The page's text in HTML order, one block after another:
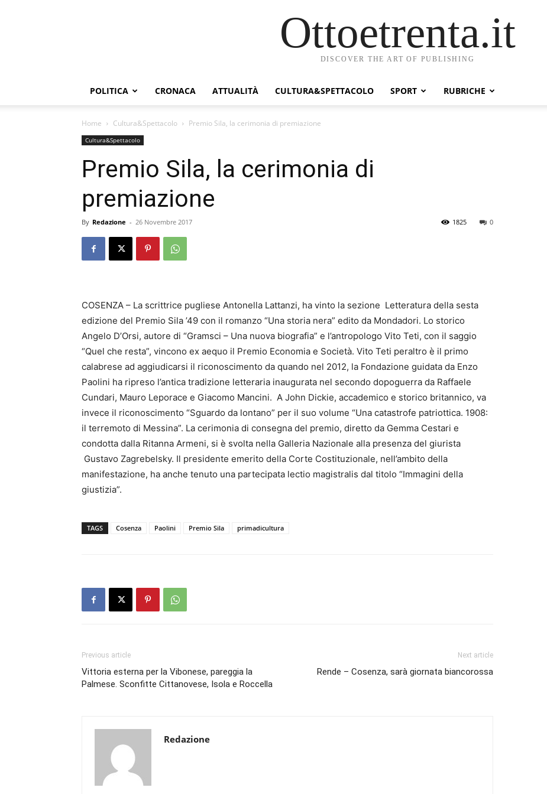
Ottoetrenta.it
DISCOVER THE ART OF PUBLISHING
POLITICA CRONACA ATTUALITÀ CULTURA&SPETTACOLO SPORT RUBRICHE
Home Cultura&Spettacolo Premio Sila, la cerimonia di premiazione
Cultura&Spettacolo
Premio Sila, la cerimonia di
premiazione
By Redazione - 26 Novembre 2017 0
1825
COSENZA – La scrittrice pugliese Antonella Lattanzi, ha vinto la sezione Letteratura della sesta
edizione del Premio Sila ’49 con il romanzo “Una storia nera” edito da Mondadori. Lo storico
Angelo D’Orsi, autore di “Gramsci – Una nuova biografia” e l’antropologo Vito Teti, con il saggio
“Quel che resta”, vincono ex aequo il Premio Economia e Società. Vito Teti peraltro è il primo
calabrese ad aggiudicarsi il riconoscimento da quando nel 2012, la Fondazione guidata da Enzo
Paolini ha ripreso l’antica tradizione letteraria inaugurata nel secondo dopoguerra da Raffaele
Cundari, Mauro Leporace e Giacomo Mancini. A John Dickie, accademico e storico britannico, va
invece il riconoscimento “Sguardo da lontano” per il suo volume “Una catastrofe patriottica. 1908:
il terremoto di Messina”. La cerimonia di consegna del premio, diretto da Gemma Cestari e
condotta dalla Ritanna Armeni, si è svolta nella Galleria Nazionale alla presenza del giurista
Gustavo Zagrebelsky. Il presidente emerito della Corte Costituzionale, nell’ambito della
manifestazione, ha anche tenuto una partecipata lectio magistralis dal titolo “Immagini della
giustizia”.
TAGS Cosenza Paolini Premio Sila primadicultura
Previous article
Vittoria esterna per la Vibonese, pareggia la
Palmese. Sconfitte Cittanovese, Isola e Roccella
Next article
Rende – Cosenza, sarà giornata biancorossa
Redazione